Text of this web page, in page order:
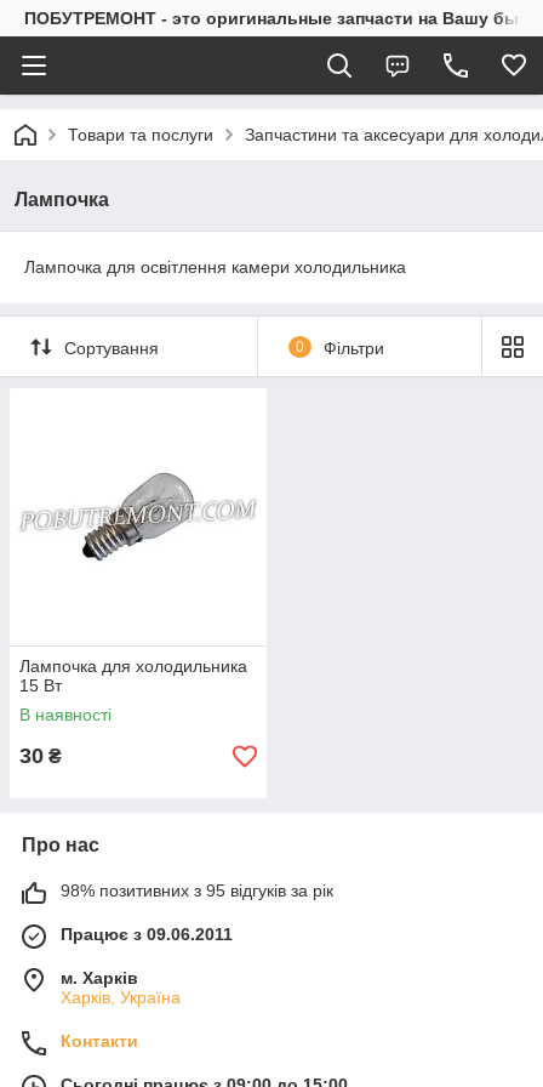
ПОБУТРЕМОНТ - это оригинальные запчасти на Вашу
Товари та послуги Запчастини та аксесуари для
Лампочка
Лампочка для освітлення камери холодильника
Сортування 0 Фільтри
Лампочка для холодильника
15 Вт
В наявності
30 ₴
Про нас
98% позитивних з 95 відгуків за рік
Працює з 09.06.2011
м. Харків
Харків, Україна
Контакти